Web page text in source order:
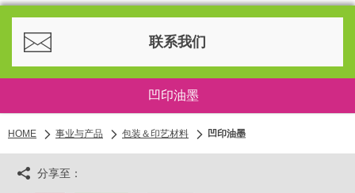
联系我们
凹印油墨
HOME 事业与产品 包装＆印艺材料 凹印油墨
分享至：